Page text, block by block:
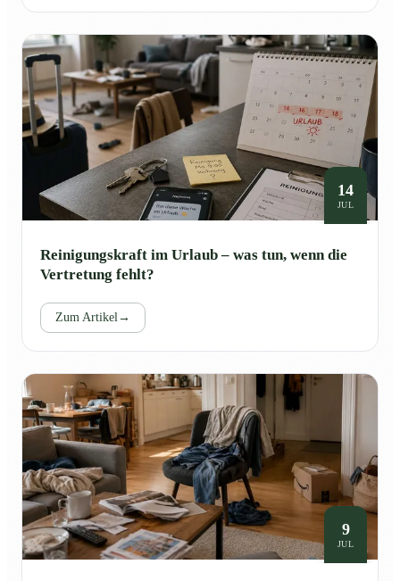
14
JUL
Reinigungskraft im Urlaub – was tun, wenn die
Vertretung fehlt?
Zum Artikel→
9
JUL